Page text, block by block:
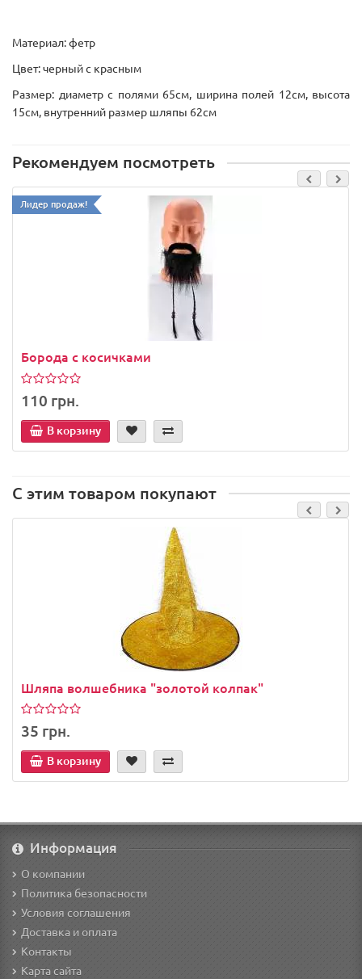
Материал: фетр
Цвет: черный с красным
Размер: диаметр с полями 65см, ширина полей 12см, высота
15см, внутренний размер шляпы 62см
Рекомендуем посмотреть
Лидер продаж!
Борода с косичками
110 грн.
В корзину
С этим товаром покупают
Шляпа волшебника "золотой колпак"
35 грн.
В корзину
Информация
О компании
Политика безопасности
Условия соглашения
Доставка и оплата
Контакты
Карта сайта